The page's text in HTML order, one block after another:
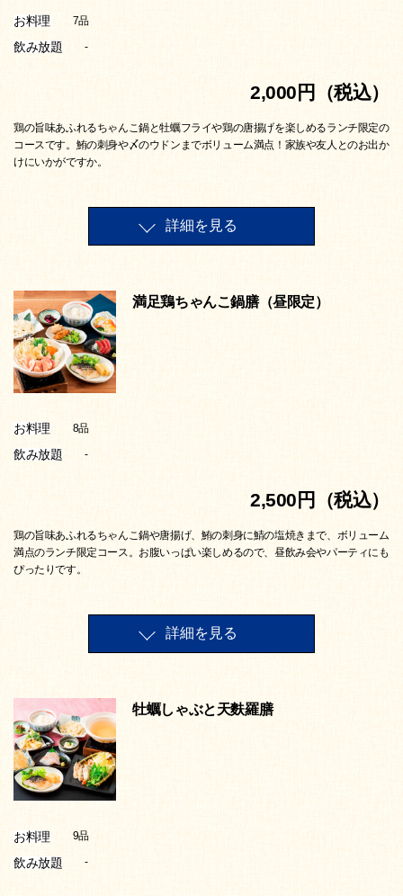
お料理 7品
飲み放題 -
2,000円（税込）
鶏の旨味あふれるちゃんこ鍋と牡蠣フライや鶏の唐揚げを楽しめるランチ限定の
コースです。鮪の刺身や〆のウドンまでボリューム満点！家族や友人とのお出か
けにいかがですか。
詳細を見る
満足鶏ちゃんこ鍋膳（昼限定）
お料理 8品
飲み放題 -
2,500円（税込）
鶏の旨味あふれるちゃんこ鍋や唐揚げ、鮪の刺身に鯖の塩焼きまで、ボリューム
満点のランチ限定コース。お腹いっぱい楽しめるので、昼飲み会やパーティにも
ぴったりです。
詳細を見る
牡蠣しゃぶと天麩羅膳
お料理 9品
飲み放題 -